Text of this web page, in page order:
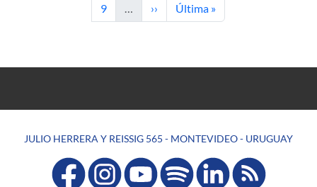
Página
9 … Siguiente página
›› Última página
Última »
JULIO HERRERA Y REISSIG 565 - MONTEVIDEO - URUGUAY